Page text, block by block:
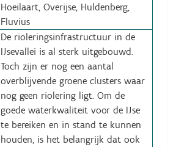
Hoeilaart, Overijse, Huldenberg,
Fluvius
De rioleringsinfrastructuur in de
IJsevallei is al sterk uitgebouwd.
Toch zijn er nog een aantal
overblijvende groene clusters waar
nog geen riolering ligt. Om de
goede waterkwaliteit voor de IJse
te bereiken en in stand te kunnen
houden, is het belangrijk dat ook